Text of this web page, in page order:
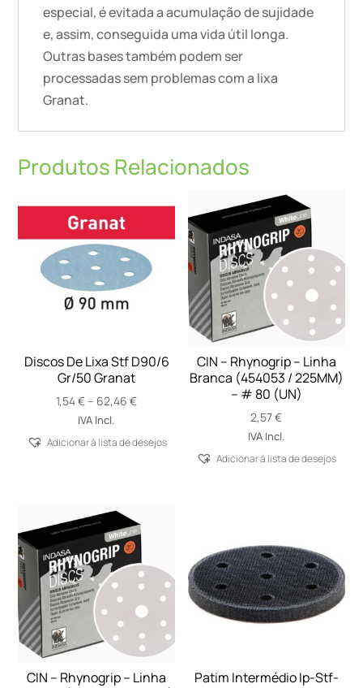
especial, é evitada a acumulação de sujidade
e, assim, conseguida uma vida útil longa.
Outras bases também podem ser
processadas sem problemas com a lixa
Granat.
Produtos Relacionados
Discos De Lixa Stf D90/6
Gr/50 Granat
1,54€ – 62,46€Price
through
IVA Incl.
Adicionar á lista de desejos
CIN – Rhynogrip – Linha
Branca (454053 / 225MM)
– # 80 (UN)
2,57€
IVA Incl.
Adicionar á lista de desejos
CIN – Rhynogrip – Linha
Patim Intermédio Ip-Stf-